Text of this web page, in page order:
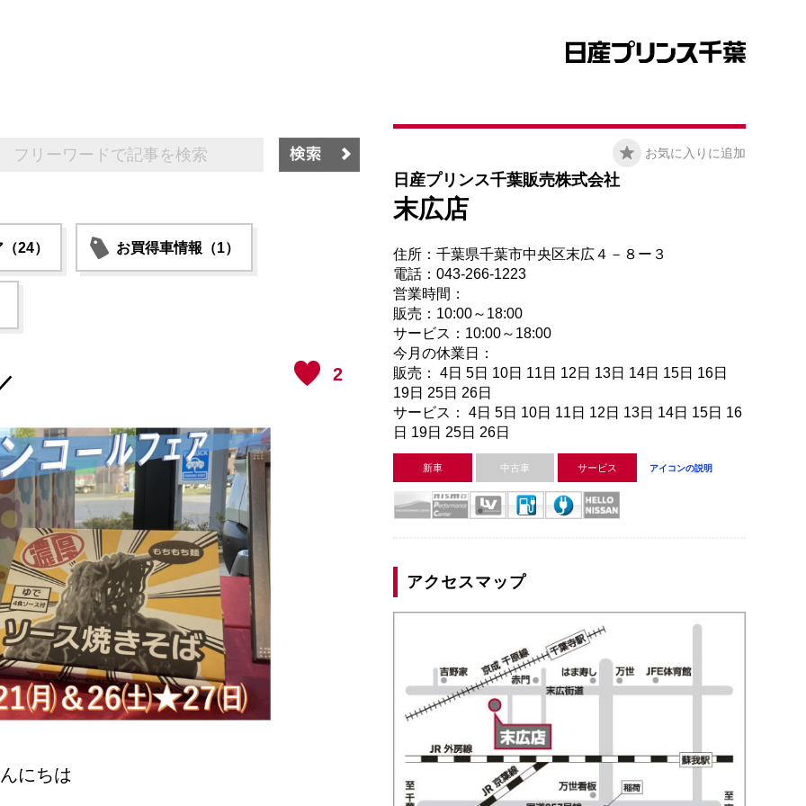
24） お買得車情報（1）
2
にちは
お気に入りに追加
日産プリンス千葉販売株式会社
末広店
住所：千葉県千葉市中央区末広４－８ー３
電話：043-266-1223
営業時間：
販売：10:00～18:00
サービス：10:00～18:00
今月の休業日：
販売： 4日 5日 10日 11日 12日 13日 14日 15日 16日
19日 25日 26日
サービス： 4日 5日 10日 11日 12日 13日 14日 15日 16
日 19日 25日 26日
新車 中古車 サービス アイコンの説明
アクセスマップ